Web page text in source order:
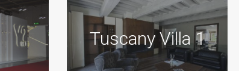
Tuscany Villa 1